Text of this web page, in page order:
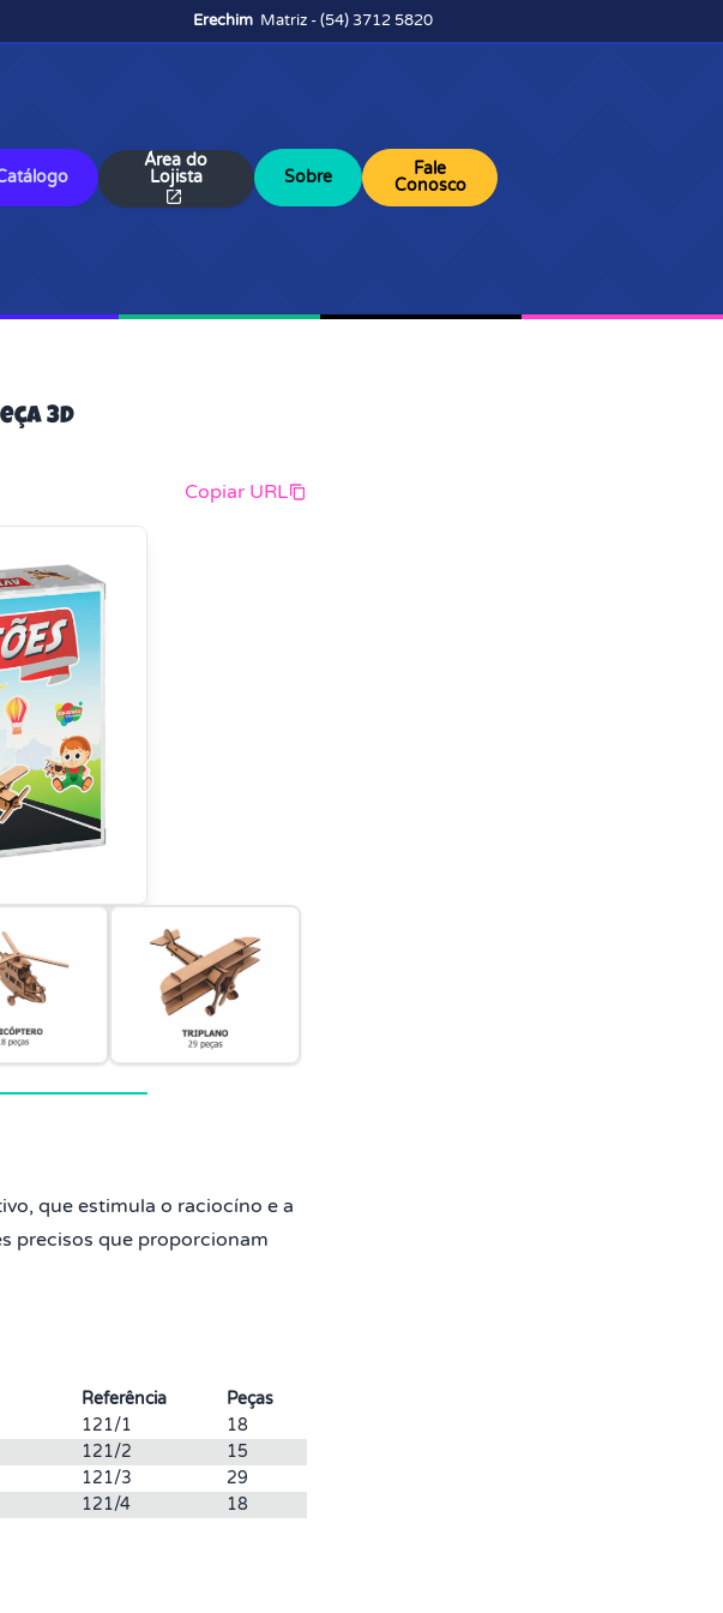
ErechimMatriz - (54) 3712 5820
Área do
Lojista
Sobre
Fale
Conosco
3D
Copiar URL
que estimula o raciocíno e a
precisos que proporcionam
Referência
Peças
121/1
18
121/2
15
121/3
29
121/4
18